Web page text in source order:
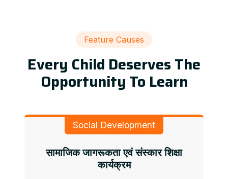
Feature Causes
Every Child Deserves The
Opportunity To Learn
Social Development
सामाजिक जागरूकता एवं संस्कार शिक्षा
कार्यक्रम